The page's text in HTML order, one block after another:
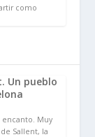
como
Un pueblo
Muy
Sallent, la